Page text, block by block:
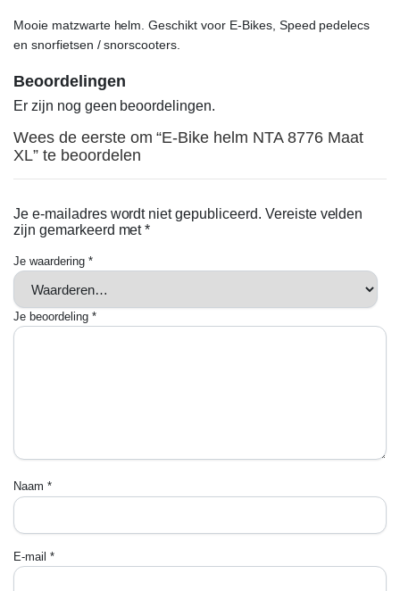
€53.95.
€32.95.
Mooie matzwarte helm. Geschikt voor E-Bikes, Speed pedelecs
en snorfietsen / snorscooters.
Beoordelingen
Er zijn nog geen beoordelingen.
Wees de eerste om “E-Bike helm NTA 8776 Maat
XL” te beoordelen
Je e-mailadres wordt niet gepubliceerd. Vereiste velden
zijn gemarkeerd met*
Je waardering *
Je beoordeling *
Naam *
E-mail *